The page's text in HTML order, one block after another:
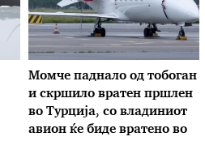
Момче паднало од тобоган
и скршило вратен пршлен
во Турција, со владиниот
авион ќе биде вратено во